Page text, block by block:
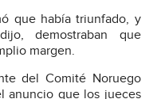
que había triunfado, y
demostraban que
margen.
del Comité Noruego
anuncio que los jueces